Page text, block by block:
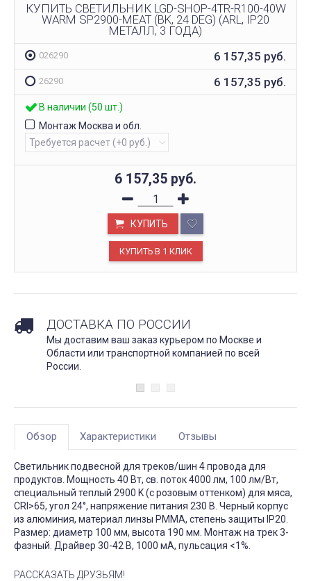
КУПИТЬ СВЕТИЛЬНИК LGD-SHOP-4TR-R100-40W
WARM SP2900-MEAT (BK, 24 DEG) (ARL, IP20
МЕТАЛЛ, 3 ГОДА)
026290 6 157,35 руб.
26290 6 157,35 руб.
В наличии (50 шт.)
Монтаж Москва и обл.
6 157,35 руб.
КУПИТЬ
ДОСТАВКА ПО РОССИИ
Мы доставим ваш заказ курьером по Москве и
Области или транспортной компанией по всей
России.
Обзор Характеристики Отзывы
Светильник подвесной для треков/шин 4 провода для
продуктов. Мощность 40 Вт, св. поток 4000 лм, 100 лм/Вт,
специальный теплый 2900 K (с розовым оттенком) для мяса,
CRI>65, угол 24°, напряжение питания 230 В. Черный корпус
из алюминия, материал линзы PMMA, степень защиты IP20.
Размер: диаметр 100 мм, высота 190 мм. Монтаж на трек 3-
фазный. Драйвер 30-42 В, 1000 мА, пульсация <1%.
РАССКАЗАТЬ ДРУЗЬЯМ!